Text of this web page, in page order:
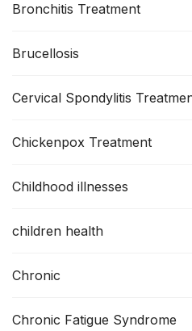
Bronchitis Treatment
Brucellosis
Cervical Spondylitis
Chickenpox Treatment
Childhood illnesses
children health
Chronic
Chronic Fatigue Syndrome